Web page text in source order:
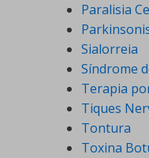
Paralisia
Sialorreia
Síndrome
Terapia
Tiques
Tontura
Toxina